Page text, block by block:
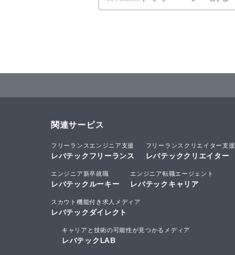
関連サービス
フリーランスエンジニア支援
レバテックフリーランス
フリーランスクリエイター支援
レバテッククリエイター
エンジニア新卒就職
レバテックルーキー
エンジニア転職エージェント
レバテックキャリア
スカウト機能付き求人メディア
レバテックダイレクト
キャリアと技術の可能性が見つかるメディア
レバテックLAB